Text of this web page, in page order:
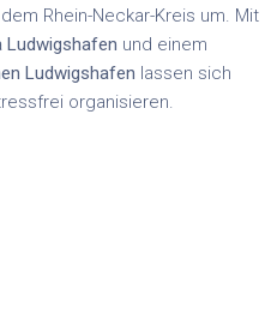
Rhein-Neckar-Kreis um. Mit
Ludwigshafen und einem
Ludwigshafen lassen sich
organisieren.